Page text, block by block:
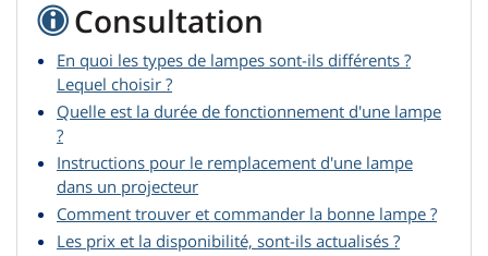
Consultation
En quoi les types de lampes sont-ils différents ?
Lequel choisir ?
Quelle est la durée de fonctionnement d'une lampe
?
Instructions pour le remplacement d'une lampe
dans un projecteur
Comment trouver et commander la bonne lampe ?
Les prix et la disponibilité, sont-ils actualisés ?